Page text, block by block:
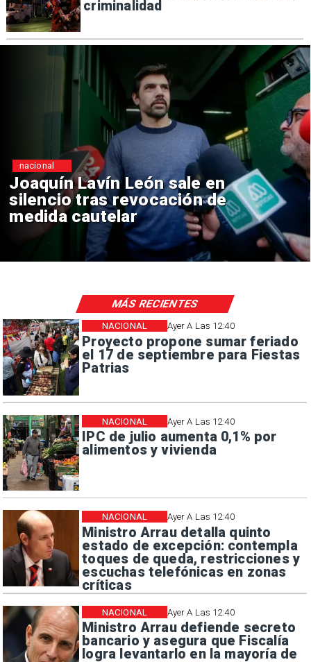
criminalidad
Joaquín Lavín León sale en
silencio tras revocación de
medida cautelar
nacional
Ayer A Las 12:40
Proyecto propone sumar feriado
el 17 de septiembre para Fiestas
Patrias
NACIONAL
Ayer A Las 12:40
IPC de julio aumenta 0,1% por
alimentos y vivienda
NACIONAL
Ayer A Las 12:40
Ministro Arrau detalla quinto
estado de excepción: contempla
toques de queda, restricciones y
escuchas telefónicas en zonas
críticas
NACIONAL
Ayer A Las 12:40
Ministro Arrau defiende secreto
bancario y asegura que Fiscalía
logra levantarlo en la mayoría de
NACIONAL
MÁS RECIENTES